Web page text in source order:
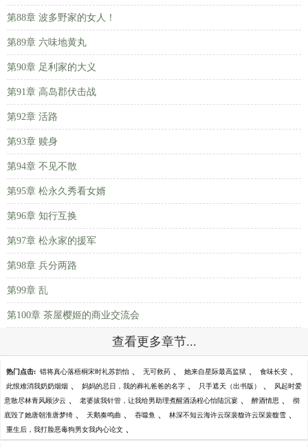
第88章 波多野家的女人！
第89章 六味地黄丸
第90章 足利家的大义
第91章 高岛郡伏击战
第92章 活路
第93章 赎身
第94章 不见不散
第95章 松永久秀看女婿
第96章 知行互换
第97章 松永家的援军
第98章 兵分两路
第99章 乱
第100章 茶屋樱姬的商业交流会
查看更多章节...
热门点击: 错将真心落梧桐宋时礼苏韵怡 、 无可救药 、 她来自星际最高监狱 、 食味长安 、
此恨难消我奶奶烟烟 、 妈妈的忌日，我的葬礼爸爸的名字 、 只手遮天（出书版） 、 风起时爱
意散尽林青风顾汐云 、 老婆拔我针管，让我给男助理煮醒酒汤程心怡陆沉宴 、 醉酒情思 、 彻
底毁了她唐朝淮唐梦绮 、 天鹅奏鸣曲 、 吞噬鱼 、 林深不知云海许云琛裴馥许云琛裴馥雪 、
重生后，我打脸恶毒狗男女我内心论文 、